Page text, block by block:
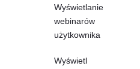
Wyświetlanie
webinarów
użytkownika
Wyświetl